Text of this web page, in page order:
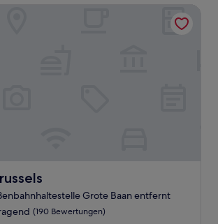
Grote Baan entfernt
(190 Bewertungen)